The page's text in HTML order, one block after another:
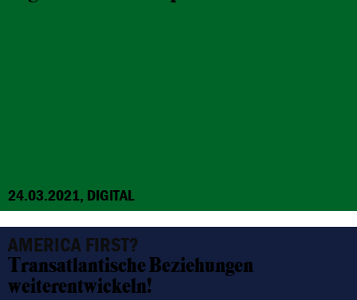
24.03.2021, DIGITAL
AMERICA FIRST?
Transatlantische Beziehungen
weiterentwickeln!